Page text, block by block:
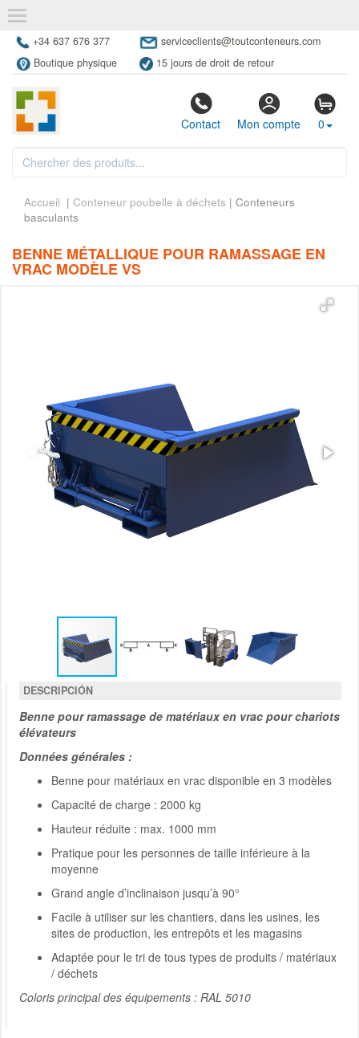
+34 637 676 377
serviceclients@toutconteneurs.com
Boutique physique
15 jours de droit de retour
Contact Mon compte 0
Accueil | Conteneur poubelle à déchets | Conteneurs
basculants
BENNE MÉTALLIQUE POUR RAMASSAGE EN
VRAC MODÈLE VS
DESCRIPCIÓN
Benne pour ramassage de matériaux en vrac pour chariots
élévateurs
Données générales :
Benne pour matériaux en vrac disponible en 3 modèles
Capacité de charge : 2000 kg
Hauteur réduite : max. 1000 mm
Pratique pour les personnes de taille inférieure à la
moyenne
Grand angle d’inclinaison jusqu’à 90°
Facile à utiliser sur les chantiers, dans les usines, les
sites de production, les entrepôts et les magasins
Adaptée pour le tri de tous types de produits / matériaux
/ déchets
Coloris principal des équipements : RAL 5010